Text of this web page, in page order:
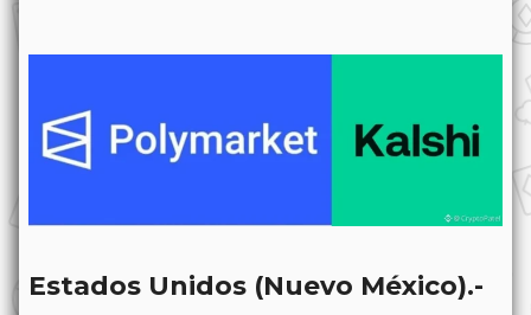
Estados Unidos (Nuevo México).-